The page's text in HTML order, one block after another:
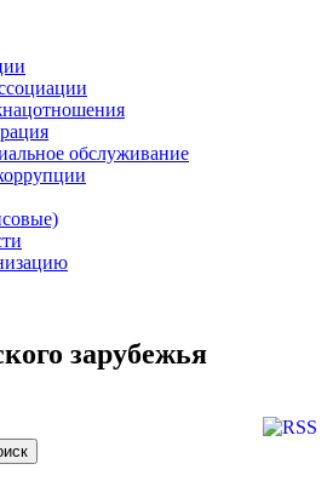
обслуживание
зарубежья